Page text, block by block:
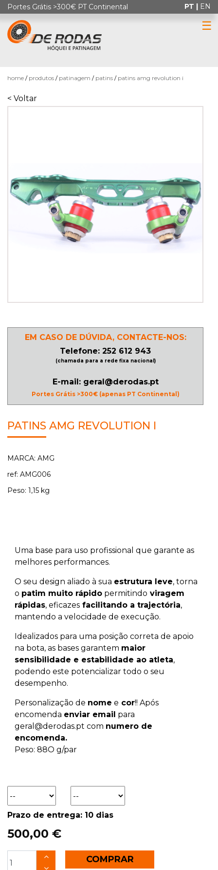
Portes Grátis >300€ PT Continental
PATINS
PATINAGEM
PATINAGEM
PROMOÇÕES
LINHA
☰
PT | EN
home produtos patinagem patins patins amg revolution i
< Voltar
EM CASO DE DÚVIDA, CONTACTE-NOS:
Telefone: 252 612 943
(chamada para a rede fixa nacional)
E-mail: geral@derodas.pt
Portes Grátis >300€ (apenas PT Continental)
PATINS AMG REVOLUTION I
MARCA: AMG
ref: AMG006
Peso: 1,15 kg
Uma base para uso profissional que garante as
melhores performances.
O seu design aliado à sua estrutura leve, torna
o patim muito rápido permitindo viragem
rápidas, eficazes facilitando a trajectória,
mantendo a velocidade de execução.
Idealizados para uma posição correta de apoio
na bota, as bases garantem maior
sensibilidade e estabilidade ao atleta,
podendo este potencializar todo o seu
desempenho.
Personalização de nome e cor!! Após
encomenda enviar email para
geral@derodas.pt com numero de
encomenda.
Peso: 88O g/par
Prazo de entrega: 10 dias
500,00 €
COMPRAR